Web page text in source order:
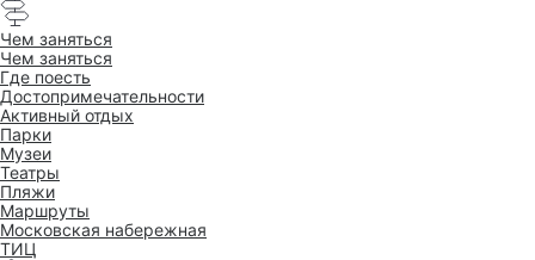
Чем заняться
Чем заняться
Где поесть
Достопримеча­тельности
Активный отдых
Парки
Музеи
Театры
Пляжи
Маршруты
Московская набережная
ТИЦ